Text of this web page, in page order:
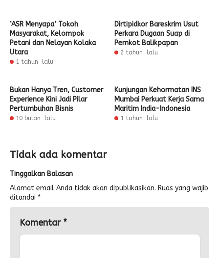
‘ASR Menyapa’ Tokoh
Masyarakat, Kelompok
Petani dan Nelayan Kolaka
Utara
1 tahun lalu
Dirtipidkor Bareskrim Usut
Perkara Dugaan Suap di
Pemkot Balikpapan
2 tahun lalu
Bukan Hanya Tren, Customer
Experience Kini Jadi Pilar
Pertumbuhan Bisnis
10 bulan lalu
Kunjungan Kehormatan INS
Mumbai Perkuat Kerja Sama
Maritim India-Indonesia
1 tahun lalu
Tidak ada komentar
Tinggalkan Balasan
Alamat email Anda tidak akan dipublikasikan. Ruas yang wajib
ditandai *
Komentar *